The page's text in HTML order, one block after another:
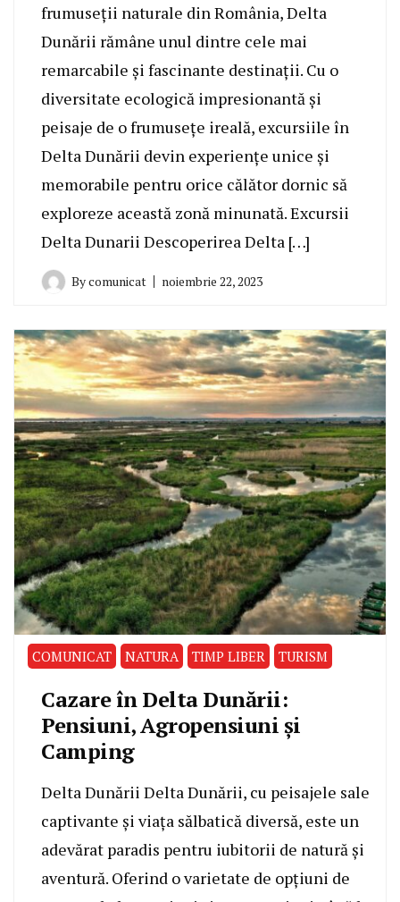
frumuseții naturale din România, Delta
Dunării rămâne unul dintre cele mai
remarcabile și fascinante destinații. Cu o
diversitate ecologică impresionantă și
peisaje de o frumusețe ireală, excursiile în
Delta Dunării devin experiențe unice și
memorabile pentru orice călător dornic să
exploreze această zonă minunată. Excursii
Delta Dunarii Descoperirea Delta […]
Bycomunicat noiembrie 22, 2023
COMUNICAT NATURA TIMP LIBER TURISM
Cazare în Delta Dunării:
Pensiuni, Agropensiuni și
Camping
Delta Dunării Delta Dunării, cu peisajele sale
captivante și viața sălbatică diversă, este un
adevărat paradis pentru iubitorii de natură și
aventură. Oferind o varietate de opțiuni de